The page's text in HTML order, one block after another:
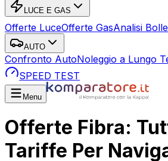
LUCE E GAS
Offerte LuceOfferte GasAnalisi
AUTO
Confronto AutoNoleggio a Lungo
SPEED TEST
Menu
Offerte Fibra:
Tariffe Per